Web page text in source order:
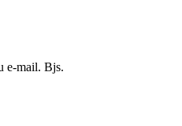
e-mail. Bjs.